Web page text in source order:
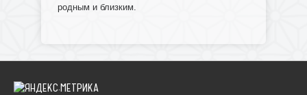
родным и близким.